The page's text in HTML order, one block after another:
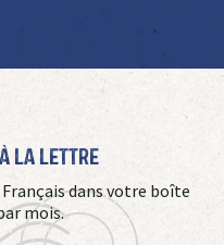
La Lettre
dans votre boîte
mois.